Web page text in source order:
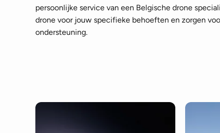
persoonlijke service van een Belgische drone
drone voor jouw specifieke behoeften en zorgen
ondersteuning.